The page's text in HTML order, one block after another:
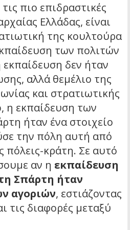
πιο επιδραστικές
Ελλάδας, είναι
της κουλτούρα
των πολιτών
δεν ήταν
αλλά θεμέλιο της
και στρατιωτικής
η εκπαίδευση των
ήταν ένα στοιχείο
την πόλη αυτή από
πόλεις-κράτη. Σε αυτό
αν η εκπαίδευση
Σπάρτη ήταν
αγοριών, εστιάζοντας
τις διαφορές μεταξύ